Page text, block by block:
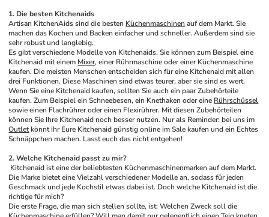
1. Die besten Kitchenaids
Artisan KitchenAids sind die besten Küchenmaschinen auf dem Markt. Sie
machen das Kochen und Backen einfacher und schneller. Außerdem sind sie
sehr robust und langlebig.
Es gibt verschiedene Modelle von Kitchenaids. Sie können zum Beispiel eine
Kitchenaid mit einem Mixer, einer Rührmaschine oder einer Küchenmaschine
kaufen. Die meisten Menschen entscheiden sich für eine Kitchenaid mit allen
drei Funktionen. Diese Maschinen sind etwas teurer, aber sie sind es wert.
Wenn Sie eine Kitchenaid kaufen, sollten Sie auch ein paar Zubehörteile
kaufen. Zum Beispiel ein Schneebesen, ein Knethaken oder eine Rührschüssel
sowie einen Flachrührer oder einen Flexirührer. Mit diesen Zubehörteilen
Outlet könnt ihr Eure Kitchenaid günstig online im Sale kaufen und ein Echtes
Schnäppchen machen. Lasst euch das nicht entgehen!
2. Welche Kitchenaid passt zu mir?
Die Marke bietet eine Vielzahl verschiedener Modelle an, sodass für jeden
Geschmack und jede Kochstil etwas dabei ist. Doch welche Kitchenaid ist die
richtige für mich?
Die erste Frage, die man sich stellen sollte, ist: Welchen Zweck soll die